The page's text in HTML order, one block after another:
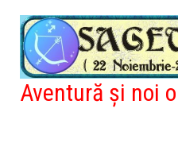
Aventură și noi